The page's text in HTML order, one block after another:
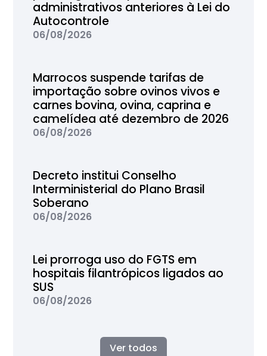
administrativos anteriores à Lei do
Autocontrole
06/08/2026
Marrocos suspende tarifas de
importação sobre ovinos vivos e
carnes bovina, ovina, caprina e
camelídea até dezembro de 2026
06/08/2026
Decreto institui Conselho
Interministerial do Plano Brasil
Soberano
06/08/2026
Lei prorroga uso do FGTS em
hospitais filantrópicos ligados ao
SUS
06/08/2026
Ver todos